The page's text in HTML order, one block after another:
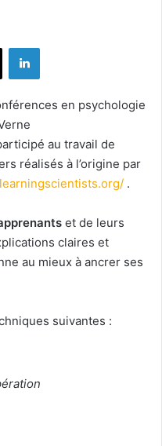
X Linkedin
en psychologie
au travail de
réalisés à l’origine par
.
et de leurs
claires et
au mieux à ancrer ses
suivantes :